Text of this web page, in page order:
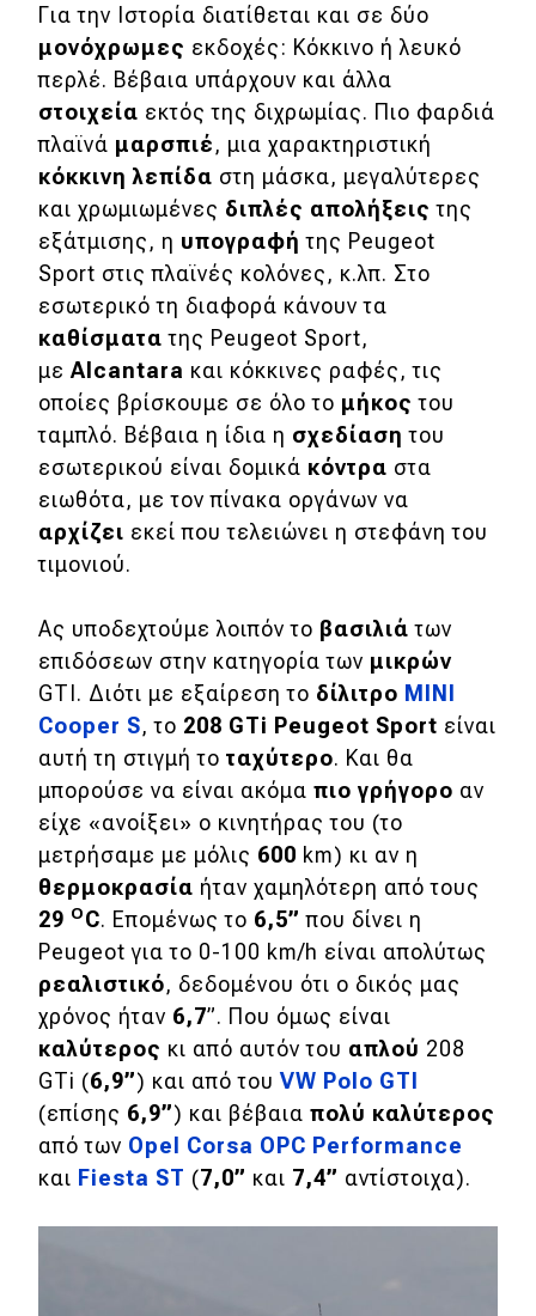
Για την Ιστορία διατίθεται και σε δύο
μονόχρωμες εκδοχές: Κόκκινο ή λευκό
περλέ. Βέβαια υπάρχουν και άλλα
στοιχεία εκτός της διχρωμίας. Πιο φαρδιά
πλαϊνά μαρσπιέ, μια χαρακτηριστική
κόκκινη λεπίδα στη μάσκα, μεγαλύτερες
και χρωμιωμένες διπλές απολήξεις της
εξάτμισης, η υπογραφήτης Peugeot
Sport στις πλαϊνές κολόνες, κ.λπ. Στο
εσωτερικό τη διαφορά κάνουν τα
καθίσματατης Peugeot Sport,
με Αlcantara και κόκκινες ραφές, τις
οποίες βρίσκουμε σε όλο το μήκοςτου
ταμπλό. Βέβαια η ίδια η σχεδίασητου
εσωτερικού είναι δομικά κόντρα στα
ειωθότα, με τον πίνακα οργάνων να
αρχίζει εκεί που τελειώνει η στεφάνη του
τιμονιού.
Ας υποδεχτούμε λοιπόν το βασιλιά των
επιδόσεων στην κατηγορία των μικρών
GTI. Διότι με εξαίρεση το δίλιτρο MINI
Cooper S, το 208 GTi Peugeot Sport είναι
αυτή τη στιγμή το ταχύτερο. Και θα
μπορούσε να είναι ακόμα πιο γρήγορο αν
είχε «ανοίξει» ο κινητήρας του (το
μετρήσαμε με μόλις 600 km) κι αν η
θερμοκρασία ήταν χαμηλότερη από τους
29 ΟC. Επομένως το 6,5” που δίνει η
Peugeot για το 0-100 km/h είναι απολύτως
ρεαλιστικό, δεδομένου ότι ο δικός μας
χρόνος ήταν 6,7”. Που όμως είναι
καλύτερος κι από αυτόν του απλού 208
GTi (6,9”) και από τουVW Polo GTI
(επίσης 6,9”) και βέβαια πολύ καλύτερος
από των Opel Corsa OPC Performance
και Fiesta ST (7,0” και 7,4” αντίστοιχα).